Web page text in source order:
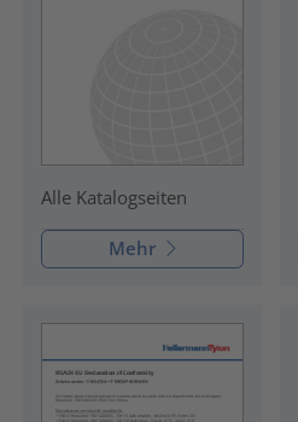
Alle Katalogseiten
Mehr